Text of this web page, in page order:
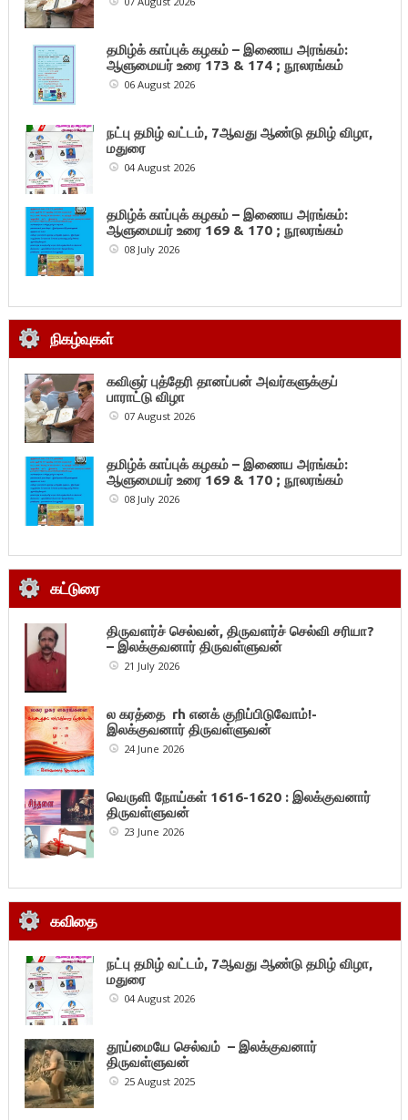
தமிழ்க் காப்புக் கழகம் – இணைய அரங்கம்:
ஆளுமையர் உரை 173 & 174 ; நூலரங்கம்
06 August 2026
நட்பு தமிழ் வட்டம், 7ஆவது ஆண்டு தமிழ் விழா,
மதுரை
04 August 2026
தமிழ்க் காப்புக் கழகம் – இணைய அரங்கம்:
ஆளுமையர் உரை 169 & 170 ; நூலரங்கம்
08 July 2026
நிகழ்வுகள்
கவிஞர் புத்தேரி தானப்பன் அவர்களுக்குப்
பாராட்டு விழா
07 August 2026
தமிழ்க் காப்புக் கழகம் – இணைய அரங்கம்:
ஆளுமையர் உரை 169 & 170 ; நூலரங்கம்
08 July 2026
கட்டுரை
திருவளர்ச் செல்வன், திருவளர்ச் செல்வி சரியா?
– இலக்குவனார் திருவள்ளுவன்
21 July 2026
ல கரத்தை rh எனக் குறிப்பிடுவோம்!-
இலக்குவனார் திருவள்ளுவன்
24 June 2026
வெருளி நோய்கள் 1616-1620 : இலக்குவனார்
திருவள்ளுவன்
23 June 2026
கவிதை
நட்பு தமிழ் வட்டம், 7ஆவது ஆண்டு தமிழ் விழா,
மதுரை
04 August 2026
தூய்மையே செல்வம் – இலக்குவனார்
திருவள்ளுவன்
25 August 2025